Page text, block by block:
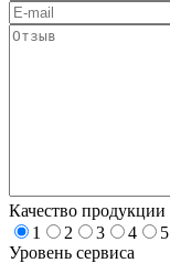
Качество продукции
1
2 3 4
5
Уровень сервиса